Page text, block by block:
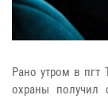
Рано утром в пгт
охраны получил